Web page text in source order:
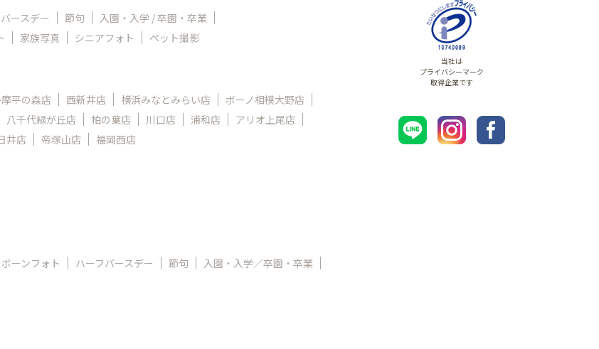
ースデー 節句
入園・入学 / 卒園・卒業
家族写真 シニアフォト ペット撮影
平の森店 西新井店 横浜みなとみらい店
ボーノ相模大野店
八千代緑が丘店 柏の葉店 川口店 浦和店
アリオ上尾店
井店 帝塚山店 福岡西店
ーンフォト ハーフバースデー 節句
入園・入学／卒園・卒業
当社は
プライバシーマーク
取得企業です